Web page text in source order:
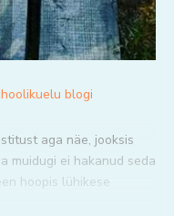
blogi
aga näe, jooksis
muidugi ei hakanud seda
hoopis lühikese